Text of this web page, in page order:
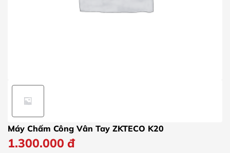
Máy Chấm Công Vân Tay ZKTECO K20
1.300.000 đ